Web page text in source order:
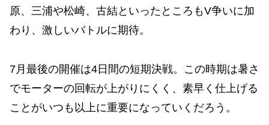
原、三浦や松崎、古結といったところもV争いに加
わり、激しいバトルに期待。
7月最後の開催は4日間の短期決戦。この時期は暑さ
でモーターの回転が上がりにくく、素早く仕上げる
ことがいつも以上に重要になっていくだろう。